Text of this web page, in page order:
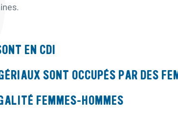
EN CDI
SONT OCCUPÉS PAR DES
FEMMES-HOMMES